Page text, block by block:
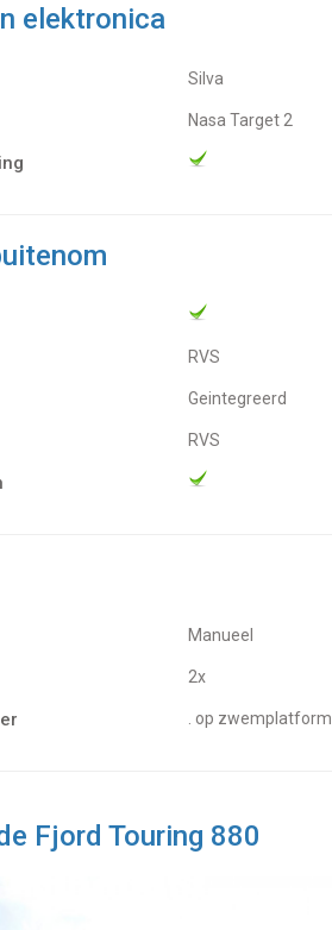
elektronica
Silva
Nasa Target 2
RVS
Geintegreerd
RVS
Manueel
2x
. op zwemplatform
Fjord Touring 880